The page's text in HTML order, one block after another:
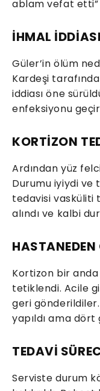
ablam vefat etti”
İHMAL
Güler’in ölüm
Kardeşi
iddiası öne
enfeksiyonu
KORTİZON
Ardından yüz
Durumu iyiydi ve
tedavisi vasküliti
alındı ve kalbi
HASTANEDEN
Kortizon bir anda
tetiklendi. Acile
geri
yapıldı ama dört
TEDAVİ
Serviste durum